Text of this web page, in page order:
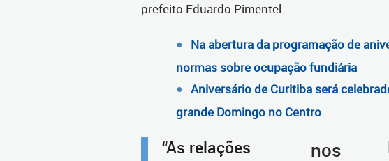
prefeito Eduardo Pimentel.
Na abertura da programação de
normas sobre ocupação fundiária
Aniversário de Curitiba será
grande Domingo no Centro
“As relações
nos